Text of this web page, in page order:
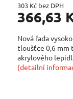
303 Kč bez DPH
366,63
Nová řada
tloušťce 0,6 mm
akrylového
(detailní